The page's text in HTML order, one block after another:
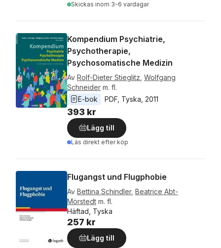
Skickas inom 3-6 vardagar
Kompendium Psychiatrie,
Psychotherapie,
Psychosomatische Medizin
Av Rolf-Dieter Stieglitz Wolfgang
Schneider m. fl.
E-bok
PDF Tyska 2011
393 kr
Lägg till
Läs direkt efter köp
Flugangst und Flugphobie
Av Bettina Schindler, Beatrice Abt-
Mörstedt m. fl.
Häftad, Tyska
257 kr
Lägg till